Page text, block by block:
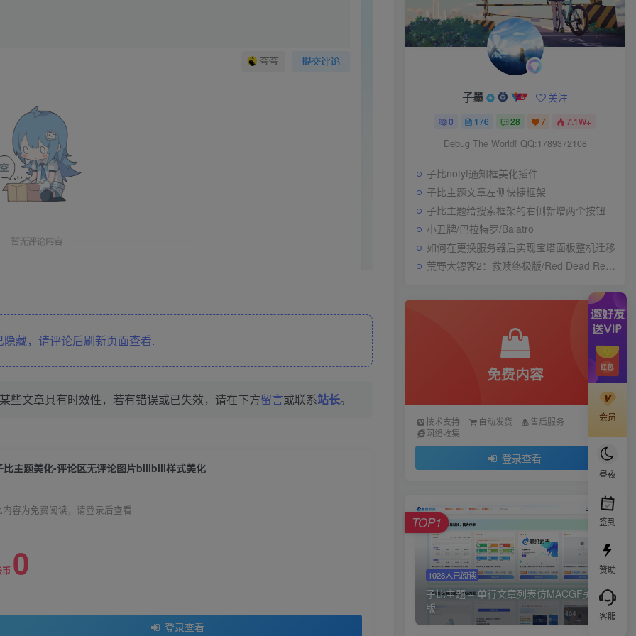
藏，请评论后刷新页面查看.
些文章具有时效性，若有错误或已失效，请在下方留言或联系站长。
比主题美化-评论区无评论图片bilibili样式美化
内容为免费阅读，请登录后查看
币 0
登录查看
子墨 关注
0 176 28 7 7.1W+
Debug The World! QQ:1789372108
子比notyf通知框美化插件
子比主题文章左侧快捷框架
子比主题给搜索框架的右侧新增两个按钮
小丑牌/巴拉特罗/Balatro
如何在更换服务器后实现宝塔面板整机迁移
荒野大镖客2：救赎终极版/Red Dead Redemption 2: Ultimate Edition
免费内容
技术支持 自动发货
售后服务
网络收集
登录查看
1028人已阅读
子比主题 – 单行文章列表仿MACGF美化
版
TOP1
会员
昼夜
签到
赞助
客服